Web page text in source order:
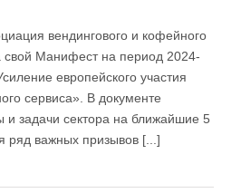
вендингового и кофейного
свой Манифест на период 2024-
европейского участия
сервиса». В документе
и задачи сектора на ближайшие 5
ряд важных призывов [...]